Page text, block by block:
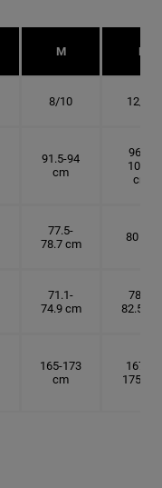
M L
8/10 12/14
91.5-94
cm
96.5-
101.5
cm
77.5-
78.7 cm
80 cm
71.1-
74.9 cm
78.7-
82.5 cm
165-173
cm
167.5-
175 cm